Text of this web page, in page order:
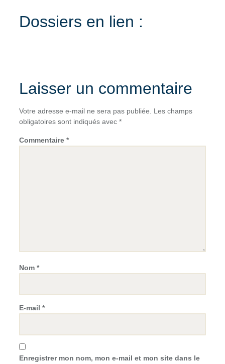
Dossiers en lien :
Laisser un commentaire
Votre adresse e-mail ne sera pas publiée. Les champs
obligatoires sont indiqués avec *
Commentaire *
Nom *
E-mail *
Enregistrer mon nom, mon e-mail et mon site dans le